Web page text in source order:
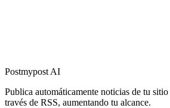
Postmypost AI
Publica automáticamente noticias de tu
través de RSS, aumentando tu alcance.